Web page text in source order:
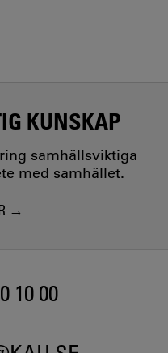
KUNSKAP
samhällsviktiga
med samhället.
10 00